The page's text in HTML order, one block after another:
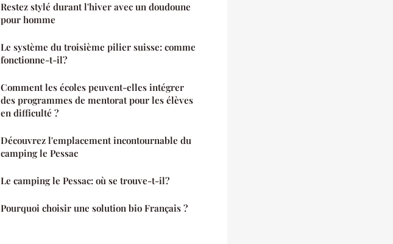
Restez stylé durant l'hiver avec un doudoune
pour homme
Le système du troisième pilier suisse: comme
fonctionne-t-il?
Comment les écoles peuvent-elles intégrer
des programmes de mentorat pour les élèves
en difficulté ?
Découvrez l'emplacement incontournable du
camping le Pessac
Le camping le Pessac: où se trouve-t-il?
Pourquoi choisir une solution bio Français ?